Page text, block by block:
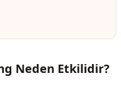
Neden Etkilidir?